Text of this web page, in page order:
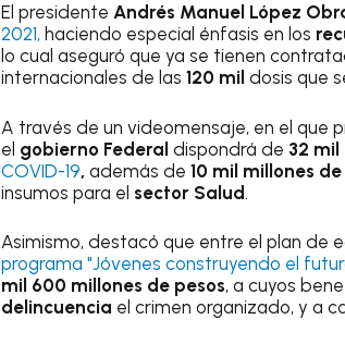
El presidente Andrés Manuel López
2021, haciendo especial énfasis en los
lo cual aseguró que ya se tienen
internacionales de las 120 mil dosis que
A través de un videomensaje, en el que
el gobierno Federal dispondrá de 32
COVID-19, además de 10 mil millones
insumos para el sector Salud.
Asimismo, destacó que entre el plan de
programa "Jóvenes construyendo el
mil 600 millones de pesos, a cuyos
delincuencia el crimen organizado, y a